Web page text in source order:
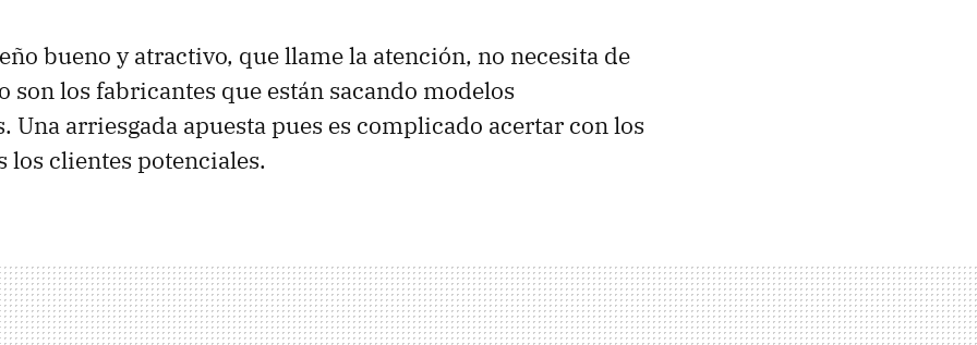
bueno y atractivo, que llame la atención, no necesita de
son los fabricantes que están sacando modelos
Una arriesgada apuesta pues es complicado acertar con los
los clientes potenciales.